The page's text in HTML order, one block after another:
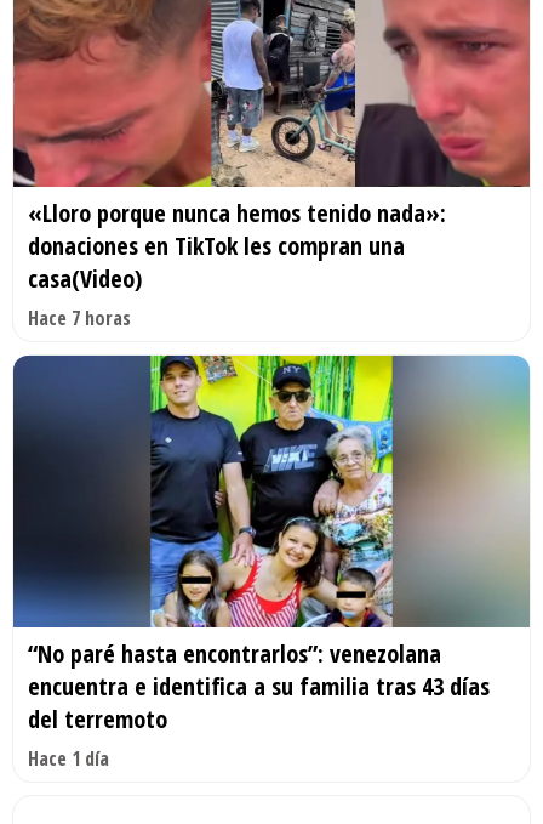
«Lloro porque nunca hemos tenido nada»:
donaciones en TikTok les compran una
casa(Video)
Hace 7 horas
“No paré hasta encontrarlos”: venezolana
encuentra e identifica a su familia tras 43 días
del terremoto
Hace 1 día